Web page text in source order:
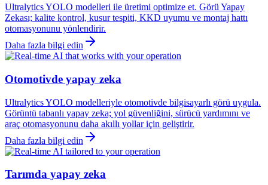
Ultralytics YOLO modelleri ile üretimi optimize et. Görü Yapay
Zekası; kalite kontrol, kusur tespiti, KKD uyumu ve montaj hattı
otomasyonunu yönlendirir.
Daha fazla bilgi edin
Otomotivde yapay zeka
Ultralytics YOLO modelleriyle otomotivde bilgisayarlı görü uygula.
Görüntü tabanlı yapay zeka; yol güvenliğini, sürücü yardımını ve
araç otomasyonunu daha akıllı yollar için geliştirir.
Daha fazla bilgi edin
Tarımda yapay zeka